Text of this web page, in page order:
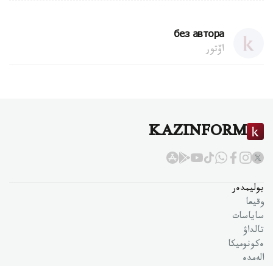
без автора
اۆتور
KAZINFORM
بوليمدەر
وقيعا
ساياسات
تالداۋ
ەكونوميكا
الەمدە